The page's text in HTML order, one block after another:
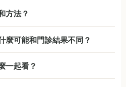
方法？
麼可能和門診結果不同？
一起看？